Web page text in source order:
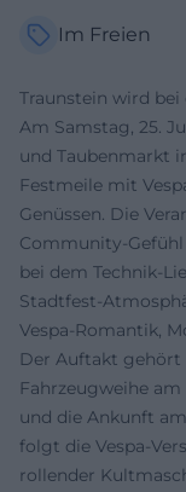
Im Freien
Traunstein wird
Am Samstag, 25.
und Taubenmarkt
Festmeile mit
Genüssen. Die
Community-
bei dem Technik-
Stadtfest-
Vespa-Romantik,
Der Auftakt gehört
Fahrzeugweihe
und die Ankunft
folgt die Vespa-
rollender